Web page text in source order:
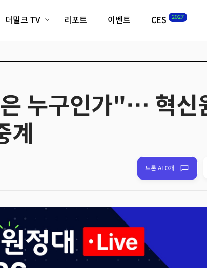
더밀크 TV
크리스의 뉴욕 시그널
더밀크 아카데미
더웨이브/트렌드쇼
리포트 이벤트 CES 2027
필드 가이드
CES2027 with
누구인가"… 혁신
토론 AI 0개